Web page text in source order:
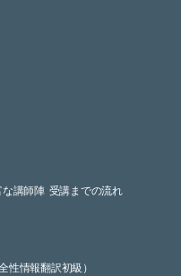
な講師陣 受講までの流れ
性情報翻訳初級）